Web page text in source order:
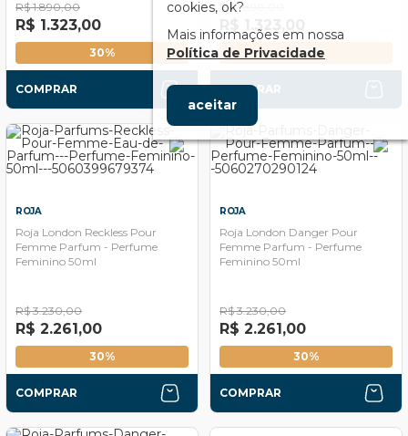
R$ 1.890,00
R$ 1.323,00
30%
COMPRAR
R$ 1.890,00
R$ 1.323,00
30%
COMPRAR
ROJA
Roja London Reckless Pour
Femme Parfum - Perfume
Feminino 50ml
R$ 3.230,00
R$ 2.261,00
30%
COMPRAR
ROJA
Roja London Danger Pour
Femme Parfum - Perfume
Feminino 50ml
R$ 3.230,00
R$ 2.261,00
30%
COMPRAR
cookies, ok?
Mais informações em nossa
Política de Privacidade
aceitar